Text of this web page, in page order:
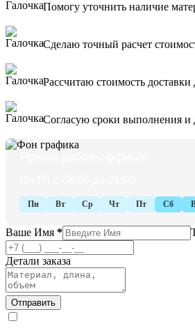
Ваше Имя *
Детали заказа
Помогу уточнить наличие
Сделаю точный расчет
Рассчитаю стоимость доставки
Согласую сроки выполнения и
Пн Вт Ср Чт Пт Сб